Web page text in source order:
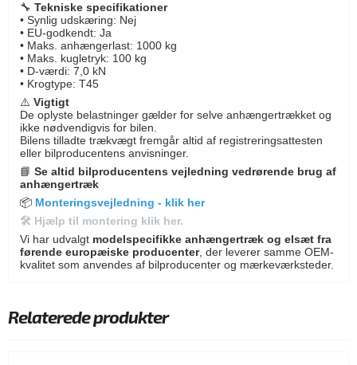
🔧 Tekniske specifikationer
• Synlig udskæring: Nej
• EU-godkendt: Ja
• Maks. anhængerlast: 1000 kg
• Maks. kugletryk: 100 kg
• D-værdi: 7,0 kN
• Krogtype: T45
⚠️ Vigtigt
De oplyste belastninger gælder for selve anhængertrækket og
ikke nødvendigvis for bilen.
Bilens tilladte trækvægt fremgår altid af registreringsattesten
eller bilproducentens anvisninger.
📘 Se altid bilproducentens vejledning vedrørende brug af
anhængertræk
📦 Monteringsvejledning - klik her
🛠 Hjælp til montering klik her.
Vi har udvalgt modelspecifikke anhængertræk og elsæt fra
førende europæiske producenter, der leverer samme OEM-
kvalitet som anvendes af bilproducenter og mærkeværksteder.
Relaterede produkter